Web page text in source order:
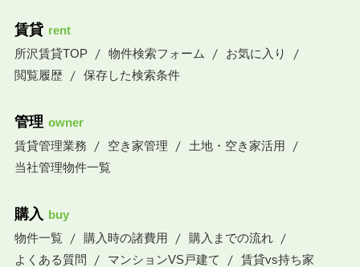
賃貸 rent
所沢賃貸TOP
物件検索フォーム
お気に入り
閲覧履歴
保存した検索条件
管理 owner
賃貸管理業務
空き家管理
土地・空き家活用
当社管理物件一覧
購入 buy
物件一覧
購入時の諸費用
購入までの流れ
よくある質問
マンションVS戸建て 賃貸vs持ち家